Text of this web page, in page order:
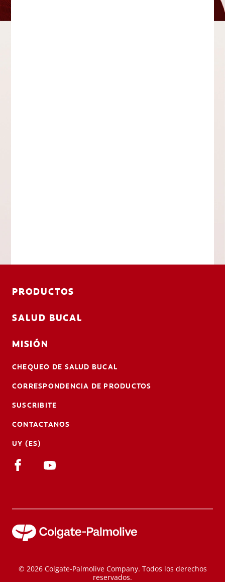
PRODUCTOS
SALUD BUCAL
MISIÓN
CHEQUEO DE SALUD BUCAL
CORRESPONDENCIA DE PRODUCTOS
SUSCRIBITE
CONTACTANOS
UY (ES)
© 2026 Colgate-Palmolive Company. Todos los derechos
reservados.